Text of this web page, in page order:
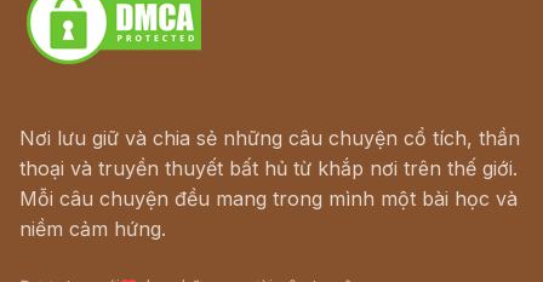
Nơi lưu giữ và chia sẻ những câu chuyện cổ tích, thần
thoại và truyền thuyết bất hủ từ khắp nơi trên thế giới.
Mỗi câu chuyện đều mang trong mình một bài học và
niềm cảm hứng.